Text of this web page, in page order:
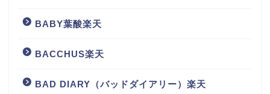
BABY葉酸楽天
BACCHUS楽天
BAD DIARY（バッドダイアリー）楽天